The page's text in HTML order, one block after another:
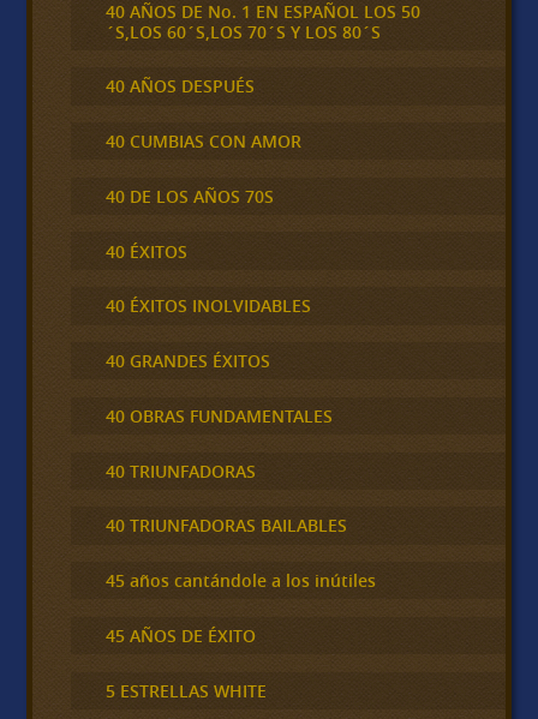
40 AÑOS DE No. 1 EN ESPAÑOL LOS 50
´S,LOS 60´S,LOS 70´S Y LOS 80´S
40 AÑOS DESPUÉS
40 CUMBIAS CON AMOR
40 DE LOS AÑOS 70S
40 ÉXITOS
40 ÉXITOS INOLVIDABLES
40 GRANDES ÉXITOS
40 OBRAS FUNDAMENTALES
40 TRIUNFADORAS
40 TRIUNFADORAS BAILABLES
45 años cantándole a los inútiles
45 AÑOS DE ÉXITO
5 ESTRELLAS WHITE